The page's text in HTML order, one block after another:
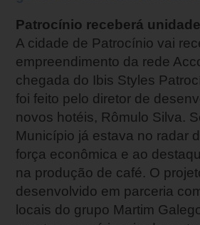
Patrocínio receberá
A cidade de Patrocínio vai
empreendimento da rede
chegada do Ibis Styles
foi feito pelo diretor de
novos hotéis, Rômulo Silva.
Município já estava no radar
força econômica e ao
na produção de café. O
desenvolvido em parceria
locais do grupo Martim